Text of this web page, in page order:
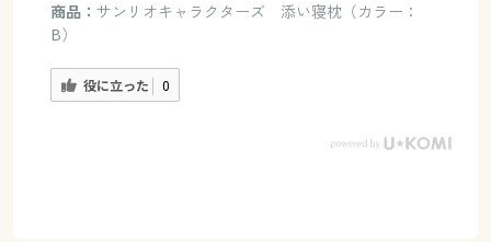
商品： サンリオキャラクターズ 添い寝枕（カラー：
B）
役に立った 0